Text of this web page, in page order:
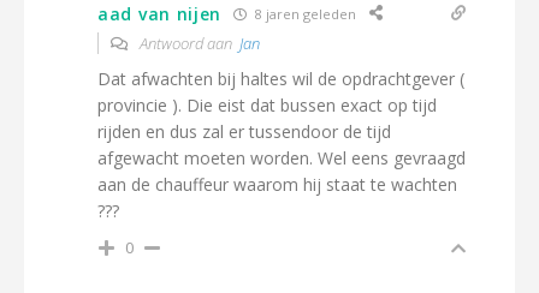
aad van nijen 8 jaren geleden
Antwoord aan Jan
Dat afwachten bij haltes wil de opdrachtgever (
provincie ). Die eist dat bussen exact op tijd
rijden en dus zal er tussendoor de tijd
afgewacht moeten worden. Wel eens gevraagd
aan de chauffeur waarom hij staat te wachten
???
0